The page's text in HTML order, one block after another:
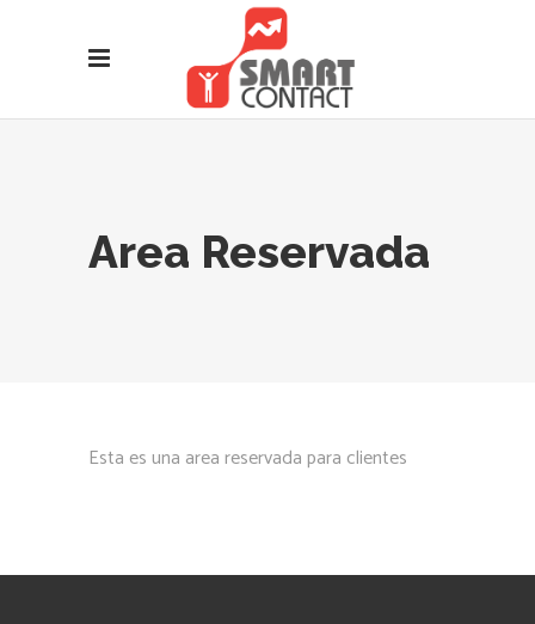
Area Reservada
Esta es una area reservada para clientes